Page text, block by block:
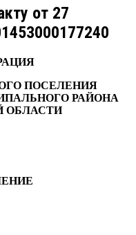
от 27
ПОСЕЛЕНИЯ
РАЙОНА
ОБЛАСТИ